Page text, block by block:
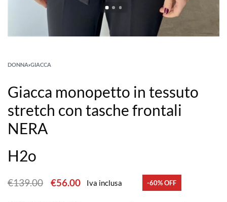
DONNA›GIACCA
Giacca monopetto in tessuto
stretch con tasche frontali
NERA
H2o
€139.00 €56.00 Iva inclusa -60% OFF